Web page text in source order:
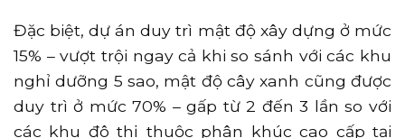
Đặc biệt, dự án duy trì mật độ xây dựng ở mức
15% – vượt trội ngay cả khi so sánh với các khu
nghỉ dưỡng 5 sao, mật độ cây xanh cũng được
duy trì ở mức 70% – gấp từ 2 đến 3 lần so với
các khu đô thị thuộc phân khúc cao cấp tại